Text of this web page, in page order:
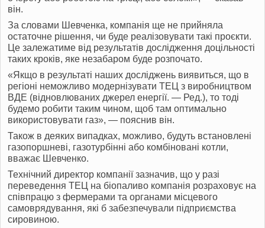
він.
За словами Шевченка, компанія ще не прийняла
остаточне рішення, чи буде реалізовувати такі проєкти.
Це залежатиме від результатів дослідження доцільності
таких кроків, яке незабаром буде розпочато.
«Якщо в результаті наших досліджень виявиться, що в
регіоні неможливо модернізувати ТЕЦ з виробництвом
ВДЕ (відновлюваних джерел енергії. — Ред.), то тоді
будемо робити таким чином, щоб там оптимально
використовувати газ», — пояснив він.
Також в деяких випадках, можливо, будуть встановлені
газопоршневі, газотурбінні або комбіновані котли,
вважає Шевченко.
Технічний директор компанії зазначив, що у разі
переведення ТЕЦ на біопаливо компанія розраховує на
співпрацю з фермерами та органами місцевого
самоврядування, які б забезпечували підприємства
сировиною.